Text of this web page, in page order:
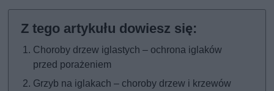
Choroby drzew iglastych – ochrona iglaków
przed porażeniem
Grzyb na iglakach – choroby drzew i krzewów